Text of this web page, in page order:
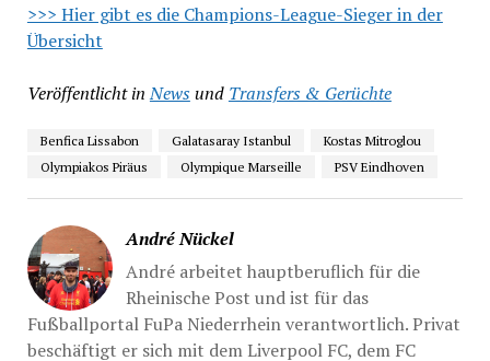
>>> Hier gibt es die Champions-League-Sieger in der
Übersicht
Veröffentlicht in Newsund Transfers & Gerüchte
Benfica Lissabon Galatasaray Istanbul
Kostas Mitroglou
Olympiakos Piräus
Olympique Marseille PSV Eindhoven
André Nückel
André arbeitet hauptberuflich für die
Rheinische Post und ist für das
Fußballportal FuPa Niederrhein verantwortlich. Privat
beschäftigt er sich mit dem Liverpool FC, dem FC